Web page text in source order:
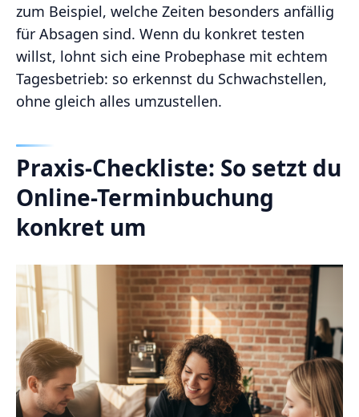
zum Beispiel, welche Zeiten besonders anfällig
für Absagen sind. Wenn du konkret testen
willst, lohnt sich eine Probephase mit echtem
Tagesbetrieb: so erkennst du Schwachstellen,
ohne gleich alles umzustellen.
Praxis-Checkliste: So setzt du
Online-Terminbuchung
konkret um